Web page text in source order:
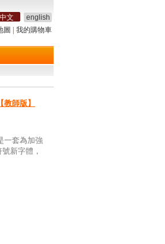
中文
english
圖 我的購物車
師版】
一套為加強
新字體，